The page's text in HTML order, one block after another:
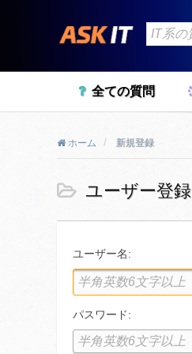
全ての質問
ホーム 新規登録
ユーザー登録
ユーザー名:
パスワード: